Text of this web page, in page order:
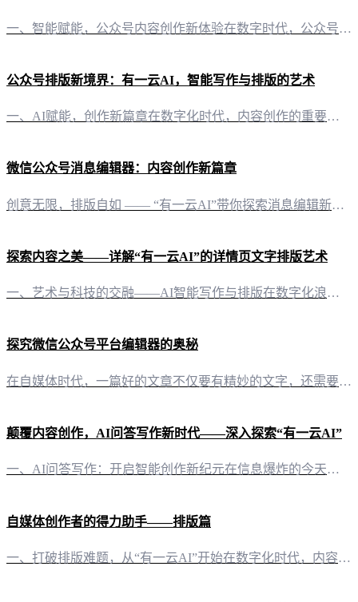
一、智能赋能，公众号内容创作新体验在数字时代，公众号已成为信息传播的重要渠道。然而，内容创作的高效与质量往往成为自媒体创作者的难题。“有一云AI”应运而生，以其创新性的AI智能写作+排版功能，为公众号创作者带来前所未有的便捷与高效。 二、排版之美，千款皮肤任你挑选“有一云AI”在内容排版上，提供了涵盖标题、内容、图文、分隔、引导等五大类，数千款装修皮肤。无论是简约大气，还是绚丽多彩，都能在这里找
公众号排版新境界：有一云AI，智能写作与排版的艺术
一、AI赋能，创作新篇章在数字化时代，内容创作的重要性不言而喻。有一云AI，作为一款创新型AI智能写作+排版软件，以其前沿的AI技术服务，为自媒体创作者打开了创作的新篇章。它不仅自动化了大部分创作需求，更将智能融入了内容排版的每一个细节。 二、排版之美，千款皮肤随心选每一篇文章，都是一次展现个性的机会。有一云AI在内容排版方面，提供了包含标题、内容、图文、分隔、引导五大类数千款装修皮肤，满足不同
微信公众号消息编辑器：内容创作新篇章
创意无限，排版自如 —— “有一云AI”带你探索消息编辑新境界在信息爆炸的时代，微信公众号作为品牌与用户互动的重要平台，其消息编辑的质量直接影响着内容的传播效果。而“有一云AI”的出现，无疑为微信公众号消息编辑带来了一场革命。 一站式解决方案，轻松驾驭内容创作“有一云AI”作为一款创新型AI智能写作+排版软件，专为自媒体创作者量身定制。它不仅能够自动化大部分创作需求，还能提供从标题到内容、图文、
探索内容之美——详解“有一云AI”的详情页文字排版艺术
一、艺术与科技的交融——AI智能写作与排版在数字化浪潮中，内容创作与排版成为了自媒体创作者们的一大挑战。然而，“有一云AI”以其独到的智慧，为创作者们解锁了文字排版的无限可能。这款创新型AI智能写作+排版软件，以其前沿的技术服务，将复杂的创作需求转化为简单的操作，让每一位自媒体创作者都能轻松驾驭内容之美。 二、千款皮肤，风格随心——内容排版的视觉盛宴在“有一云AI”的世界里，内容排版不再是一项繁
探究微信公众号平台编辑器的奥秘
在自媒体时代，一篇好的文章不仅要有精妙的文字，还需要吸引人的排版。微信公众号平台编辑器，便是助力自媒体创作者打造优质内容的得力助手。今天，让我们一探究竟，看看微信公众号平台编辑器都有哪些。 二、主流微信公众号平台编辑器一览 1. 微信公众号官方编辑器作为官方提供的编辑器，微信公众平台编辑器与微信平台紧密结合，使用方便，功能强大。支持文章的创建、编辑、预览，并能一键同步到公众号。 2. 有一云AI编
颠覆内容创作，AI问答写作新时代——深入探索“有一云AI”
一、AI问答写作：开启智能创作新纪元在信息爆炸的今天，内容创作已成为自媒体的核心竞争力。然而，面对日复一日的创作压力，许多创作者深感力不从心。这时，“有一云AI”应运而生，以其卓越的AI问答写作能力，为自媒体创作者带来了前所未有的创作体验。 二、多平台适配，一应俱全“有一云AI”支持公众号、头条号、小红书、百家号、知乎、企鹅号、搜狐号、新浪头条、百度文库等多家自媒体平台。无论您在哪个平台创作，都
自媒体创作者的得力助手——排版篇
一、打破排版难题，从“有一云AI”开始在数字化时代，内容创作已成为自媒体创作者的核心竞争力。然而，内容的排版往往成为制约创作的瓶颈。为了解决这一问题，“有一云AI”应运而生，以其卓越的功能，为自媒体创作者提供了一站式的排版解决方案。 二、五大类别，数千款装修皮肤，满足个性化需求“有一云AI”在内容排版方面，提供了标题、内容、图文、分隔、引导五大类数千款装修皮肤。无论是追求简约风格的，还是喜欢华丽